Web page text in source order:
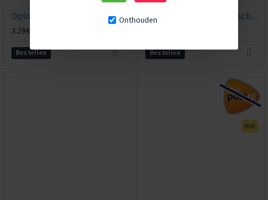
Onthouden
Oplosbaar cichorei, 150 g
3.29€
Bestellen
Bevroren soepset Sib Fisch, 800g
Bestellen
Hot